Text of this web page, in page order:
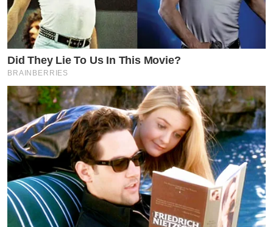
Did They Lie To Us In This Movie?
BRAINBERRIES